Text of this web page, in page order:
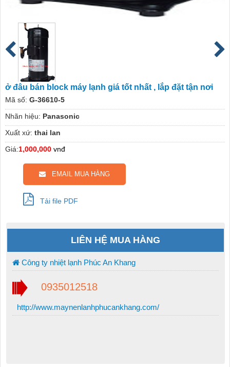
ở đâu bán block máy lạnh giá tốt nhất , lắp đặt tận nơi
Mã số: G-36610-5
Nhãn hiệu: Panasonic
Xuất xứ: thai lan
Giá:1,000,000 vnđ
EMAIL MUA HÀNG
Tải file PDF
LIÊN HỆ MUA HÀNG
Công ty nhiệt lạnh Phúc An Khang
0935012518
http://www.maynenlanhphucankhang.com/